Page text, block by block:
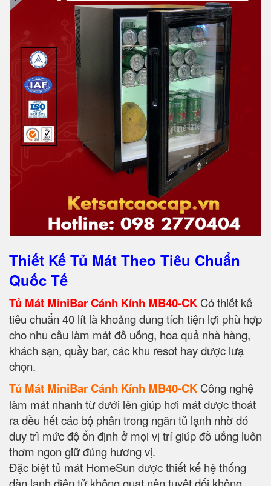
Thiết Kế Tủ Mát Theo Tiêu Chuẩn
Quốc Tế
Tủ Mát MiniBar Cánh Kính MB40-CK Có thiết kế
tiêu chuẩn 40 lít là khoảng dung tích tiện lợi phù hợp
cho nhu cầu làm mát đồ uống, hoa quả nhà hàng,
khách sạn, quầy bar, các khu resot hay được lưạ
chọn.
Tủ Mát MiniBar Cánh Kính MB40-CK Công nghệ
làm mát nhanh từ dưới lên giúp hơi mát được thoát
ra đều hết các bộ phân trong ngăn tủ lạnh nhờ đó
duy trì mức độ ổn định ở mọi vị trí giúp đồ uống luôn
thơm ngon giữ đúng hương vị.
Đặc biệt tủ mát HomeSun được thiết kế hệ thống